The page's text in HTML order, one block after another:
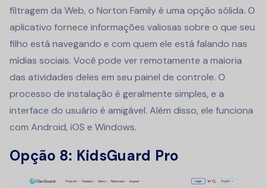
filtragem da Web, o Norton Family é uma opção sólida. O
aplicativo fornece informações valiosas sobre o que seu
filho está navegando e com quem ele está falando nas
mídias sociais. Você pode ver remotamente a maioria
das atividades deles em seu painel de controle. O
processo de instalação é geralmente simples, e a
interface do usuário é amigável. Além disso, ele funciona
com Android, iOS e Windows.
Opção 8: KidsGuard Pro